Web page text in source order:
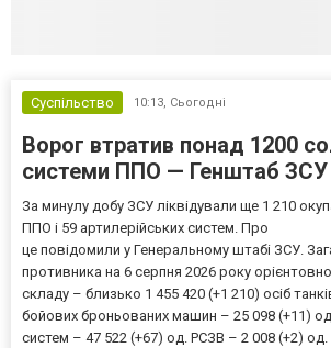
Суспільство 10:13, Сьогодні
Ворог втратив понад 1200
системи ППО — Генштаб ЗСУ
За минулу добу ЗСУ ліквідували ще 1 210
ППО і 59 артилерійських систем. Про
це повідомили у Генеральному штабі ЗСУ.
противника на 6 серпня 2026 року
складу – близько 1 455 420 (+1 210) осіб
бойових броньованих машин – 25 098 (+11)
систем – 47 522 (+67) од. РСЗВ – 2 008 (+2)